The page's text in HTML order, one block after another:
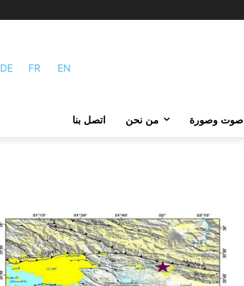
DE FR EN
صوت وصورة من نحن اتصل بنا